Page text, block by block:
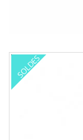
SOLDES